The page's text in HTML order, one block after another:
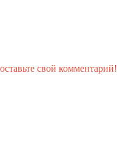
свой комментарий!